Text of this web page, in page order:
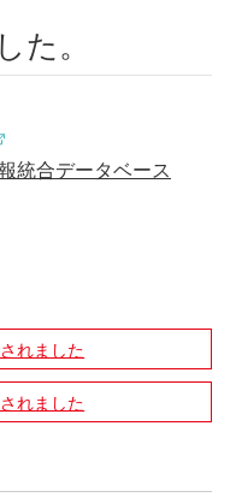
た。
統合データベース
れました
れました